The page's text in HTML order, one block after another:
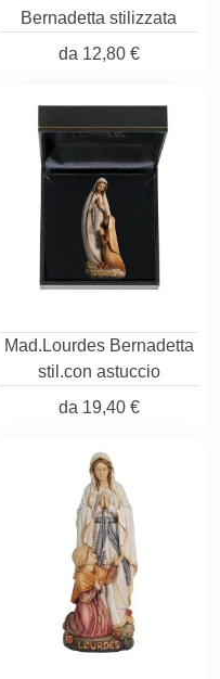
Bernadetta stilizzata
da 12,80 €
Mad.Lourdes Bernadetta
stil.con astuccio
da 19,40 €